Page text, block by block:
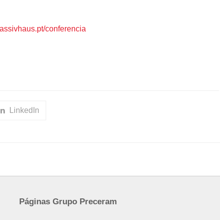
conferencia
LinkedIn
Páginas Grupo Preceram